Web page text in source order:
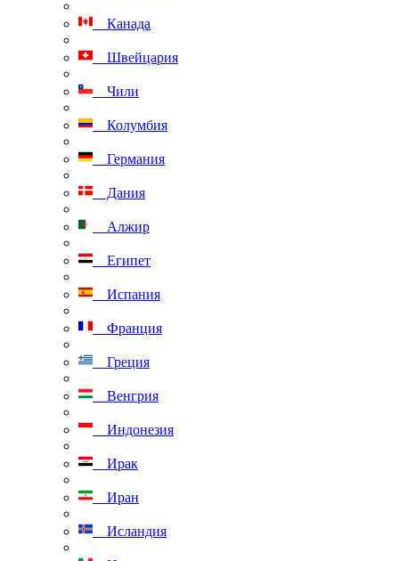
Канада
Швейцария
Чили
Колумбия
Германия
Дания
Алжир
Египет
Испания
Франция
Греция
Венгрия
Индонезия
Ирак
Иран
Исландия